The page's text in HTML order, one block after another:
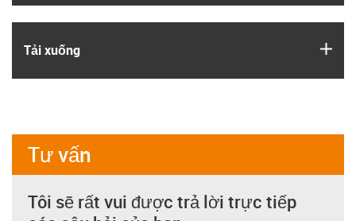
Tải xuống
Tư vấn
Tôi sẽ rất vui được trả lời trực tiếp